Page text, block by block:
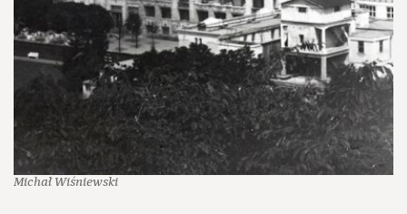
Michał Wiśniewski